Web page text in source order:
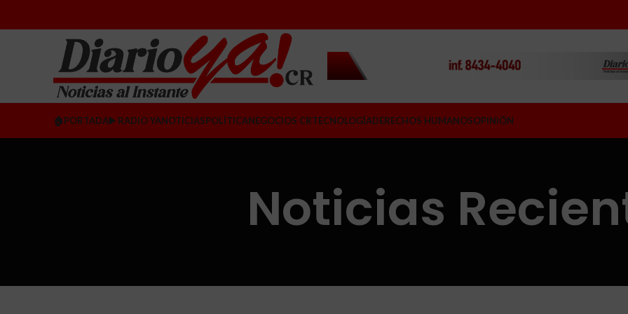
🏠PORTADA▶️ RADIO YANOTICIASPOLÍTICANEGOCIOS CRTECNOLOGÍADERECHOS HUMANOSOPINIÓN
Noticias